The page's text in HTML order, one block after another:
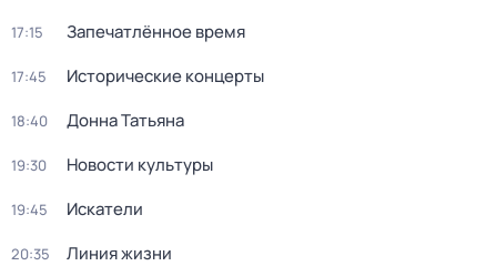
17:15 Запечатлённое время
17:45 Исторические концерты
18:40 Донна Татьяна
19:30 Новости культуры
19:45 Искатели
20:35 Линия жизни